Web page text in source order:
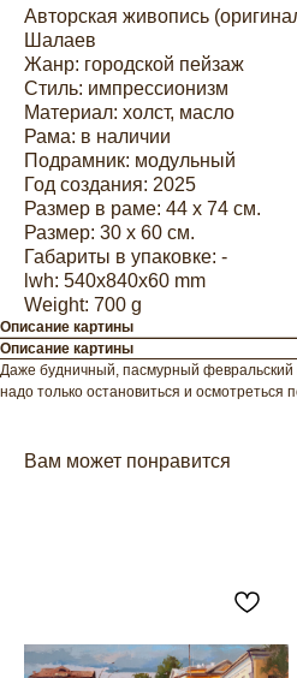
Авторская живопись
Шалаев
Жанр: городской пейзаж
Стиль: импрессионизм
Материал: холст, масло
Рама: в наличии
Подрамник: модульный
Год создания: 2025
Размер в раме: 44 х 74 см.
Размер: 30 х 60 см.
Габариты в упаковке: -
lwh: 540x840x60 mm
Weight: 700 g
Описание картины
Описание картины
Даже будничный, пасмурный февральский
надо только остановиться и осмотреться
Вам может понравится